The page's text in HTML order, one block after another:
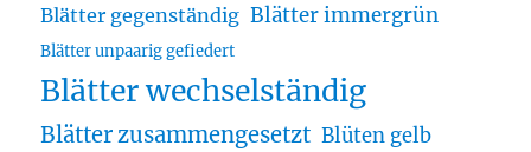
Blätter gegenständig Blätter immergrün
Blätter unpaarig gefiedert
Blätter wechselständig
Blätter zusammengesetzt Blüten gelb